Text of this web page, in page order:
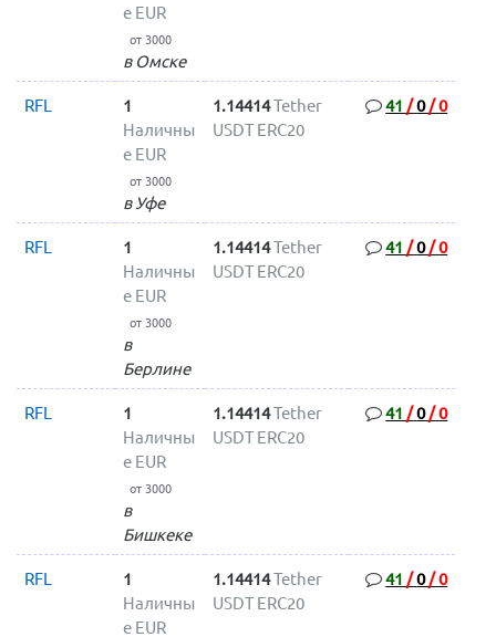
е EUR
от 3000
в Омске
RFL
1
Наличны
е EUR
от 3000
в Уфе
1.14414Tether
USDT ERC20
41 /0/0
RFL
1
Наличны
е EUR
от 3000
в
Берлине
1.14414Tether
USDT ERC20
41 /0/0
RFL
1
Наличны
е EUR
от 3000
в
Бишкеке
1.14414Tether
USDT ERC20
41 /0/0
RFL
1
Наличны
е EUR
1.14414Tether
USDT ERC20
41 /0/0